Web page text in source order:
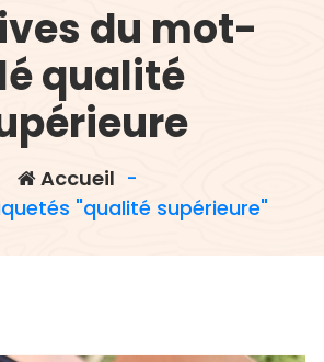
du mot-
qualité
Accueil -
"qualité supérieure"